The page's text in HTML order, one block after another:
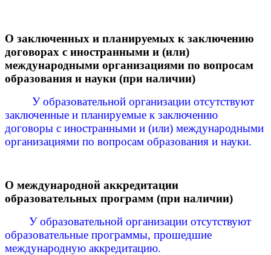
О заключенных и планируемых к заключению
договорах с иностранными и (или)
международными организациями по вопросам
образования и науки (при наличии)
У образовательной организации отсутствуют
заключенные и планируемые к заключению
договоры с иностранными и (или) международными
организациями по вопросам образования и науки.
О международной аккредитации
образовательных программ (при наличии)
У образовательной организации отсутствуют
образовательные программы, прошедшие
международную аккредитацию.